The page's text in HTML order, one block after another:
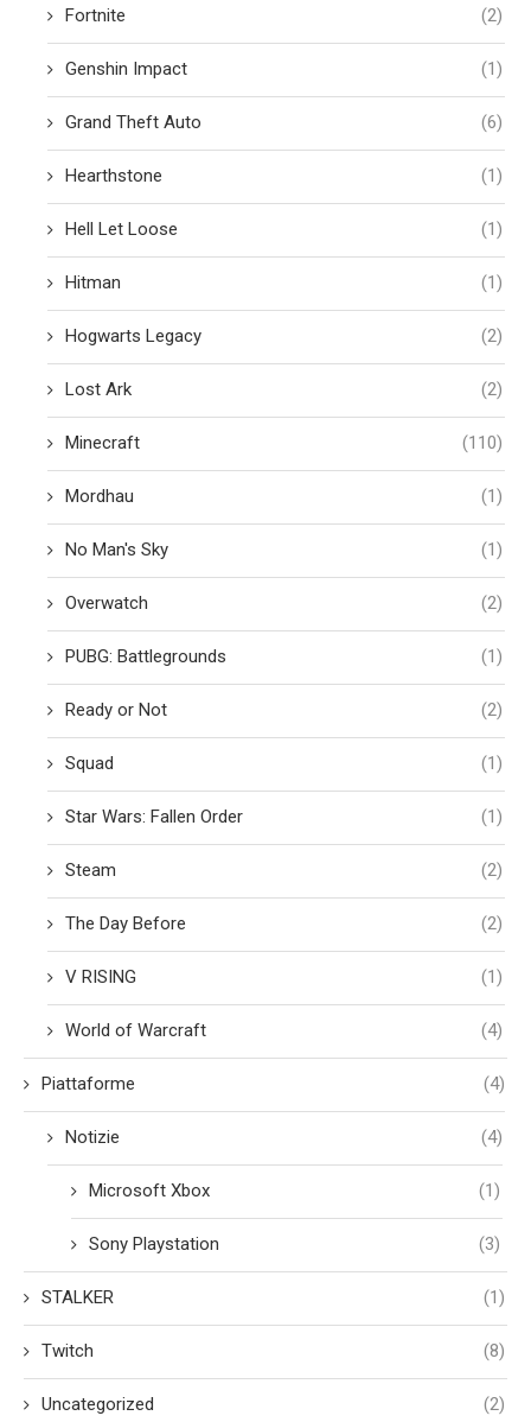
Fortnite (2)
Genshin Impact (1)
Grand Theft Auto (6)
Hearthstone (1)
Hell Let Loose (1)
Hitman (1)
Hogwarts Legacy (2)
Lost Ark (2)
Minecraft (110)
Mordhau (1)
No Man's Sky (1)
Overwatch (2)
PUBG: Battlegrounds (1)
Ready or Not (2)
Squad (1)
Star Wars: Fallen Order (1)
Steam (2)
The Day Before (2)
V RISING (1)
World of Warcraft (4)
Piattaforme (4)
Notizie (4)
Microsoft Xbox (1)
Sony Playstation (3)
STALKER (1)
Twitch (8)
Uncategorized (2)